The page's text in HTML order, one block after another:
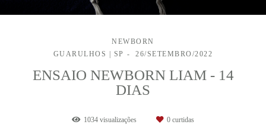
NEWBORN
GUARULHOS | SP
26/SETEMBRO/2022
ENSAIO NEWBORN LIAM - 14
DIAS
1034 visualizações 0 curtidas